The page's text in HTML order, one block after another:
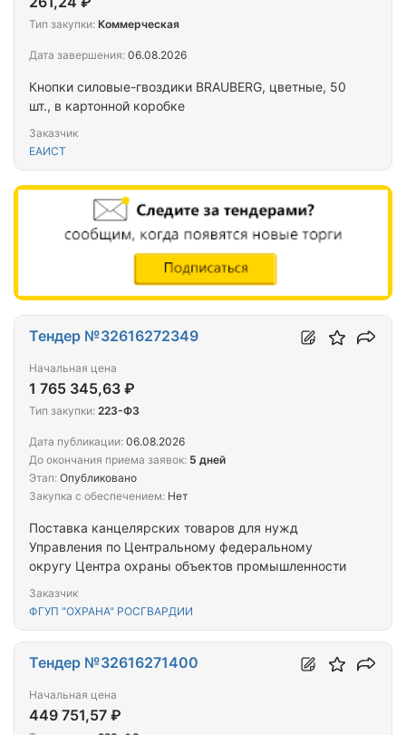
Кнопки силовые-гвоздики BRAUBERG, цветные, 50
шт., в картонной коробке
Заказчик
ЕАИСТ
Тип закупки: Коммерческая
Дата завершения: 06.08.2026
Поставка канцелярских товаров для нужд
Управления по Центральному федеральному
округу Центра охраны объектов промышленности
Заказчик
ФГУП "ОХРАНА" РОСГВАРДИИ
Тендер №32616272349
Начальная цена
1 765 345,63 ₽
Тип закупки: 223-ФЗ
Дата публикации: 06.08.2026
До окончания приема заявок: 5 дней
Этап: Опубликовано
Закупка с обеспечением: Нет
Тендер №32616271400
Начальная цена
449 751,57 ₽